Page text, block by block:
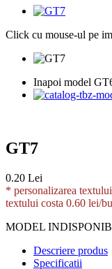
Click cu mouse-ul pe
Inapoi model
GT7
0.20 Lei
* personalizarea
textului costa 0.60 lei/
MODEL
Descriere produs
Specificatii